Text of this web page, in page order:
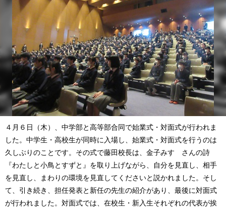
４月６日（木）、中学部と高等部合同で始業式・対面式が行われま
した。中学生・高校生が同時に入場し、始業式・対面式を行うのは
久しぶりのことです。その式で藤田校長は、金子みすゞさんの詩
『わたしと小鳥とすずと』を取り上げながら、自分を見直し、相手
を見直し、まわりの環境を見直してくださいと説かれました。そし
て、引き続き、担任発表と新任の先生の紹介があり、最後に対面式
が行われました。対面式では、在校生・新入生それぞれの代表が挨